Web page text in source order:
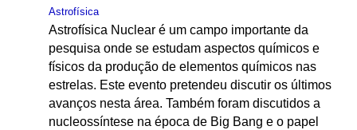
Astrofísica
Astrofísica Nuclear é um campo importante da
pesquisa onde se estudam aspectos químicos e
físicos da produção de elementos químicos nas
estrelas. Este evento pretendeu discutir os últimos
avanços nesta área. Também foram discutidos a
nucleossíntese na época de Big Bang e o papel